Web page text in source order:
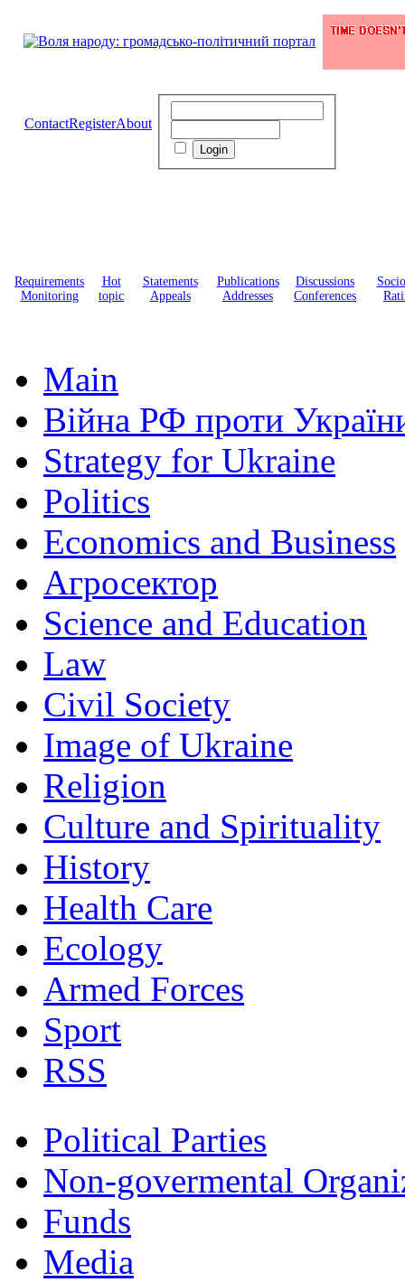
ContactRegisterAbout
Requirements
Monitoring
Hot
topic
Statements
Appeals
Publications
Addresses
Discussions
Conferences
Main
Війна РФ проти
Strategy for Ukraine
Politics
Economics and Business
Агросектор
Science and Education
Law
Civil Society
Image of Ukraine
Religion
Culture and Spirituality
History
Health Care
Ecology
Armed Forces
Sport
RSS
Political Parties
Non-govermental
Funds
Мedia